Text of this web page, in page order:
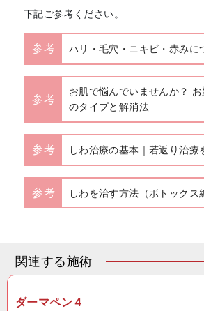
下記ご参考ください。
参考 ハリ・毛穴・ニキビ・赤みに
参考
お肌で悩んでいませんか？
のタイプと解消法
参考 しわ治療の基本｜若返り治療
参考 しわを治す方法（ボトックス
関連する施術
ダーマペン４